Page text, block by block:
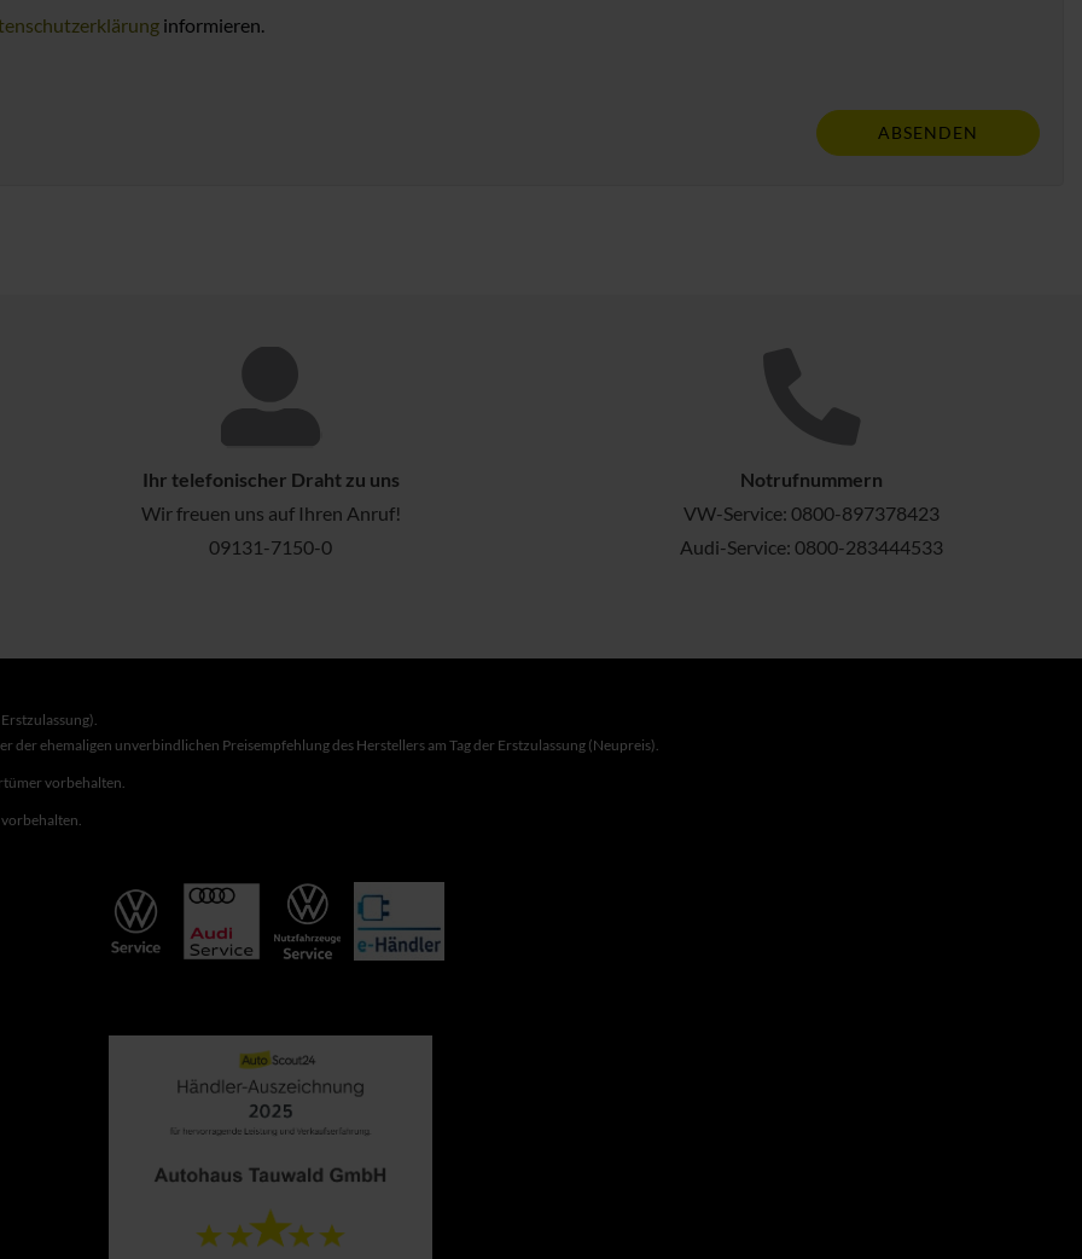
informieren.
ABSENDEN
Ihr telefonischer Draht zu uns
Wir freuen uns auf Ihren Anruf!
09131-7150-0
Notrufnummern
VW-Service: 0800-897378423
Audi-Service: 0800-283444533
der ehemaligen unverbindlichen Preisempfehlung des Herstellers am Tag der Erstzulassung (Neupreis).
vorbehalten.